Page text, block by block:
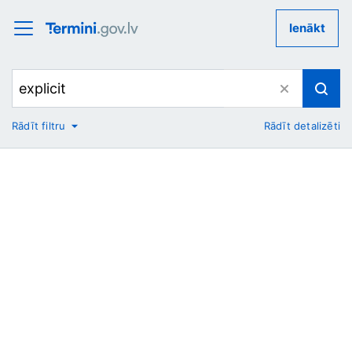
Ienākt
No
Rādīt filtru Rādīt detalizēti